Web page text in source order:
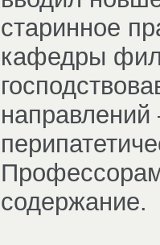
старинное
кафедры
содержание.